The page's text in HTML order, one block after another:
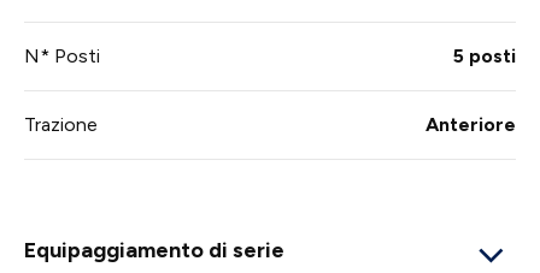
N* Posti 5 posti
Trazione Anteriore
Equipaggiamento di serie